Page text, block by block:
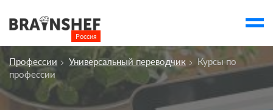
Россия
account_balance Выбор компании
Курсы
Профессии Универсальный переводчик
Курсы по
профессии